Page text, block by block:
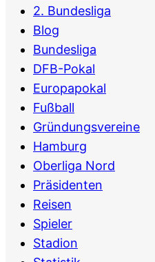
2. Bundesliga
Blog
Bundesliga
DFB-Pokal
Europapokal
Fußball
Gründungsvereine
Hamburg
Oberliga Nord
Präsidenten
Reisen
Spieler
Stadion